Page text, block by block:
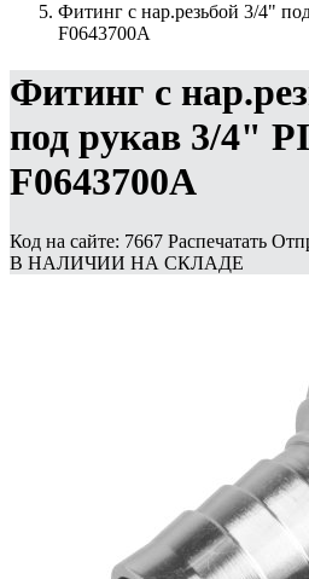
Фитинг с нар.резьбой 3/4"
F0643700A
Фитинг с
под рукав 3/4"
F0643700A
Код на сайте: 7667 Распечатать
В НАЛИЧИИ НА СКЛАДЕ